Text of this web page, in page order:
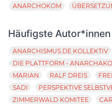
ANARCHOKOM
Häufigste Autor*innen
ANARCHISMUS.DE KOLLEKTIV
DIE PLATTFORM -
MARIAN
RALF DREIS
SADI
PERSPEKTIVE
ZIMMERWALD KOMITEE